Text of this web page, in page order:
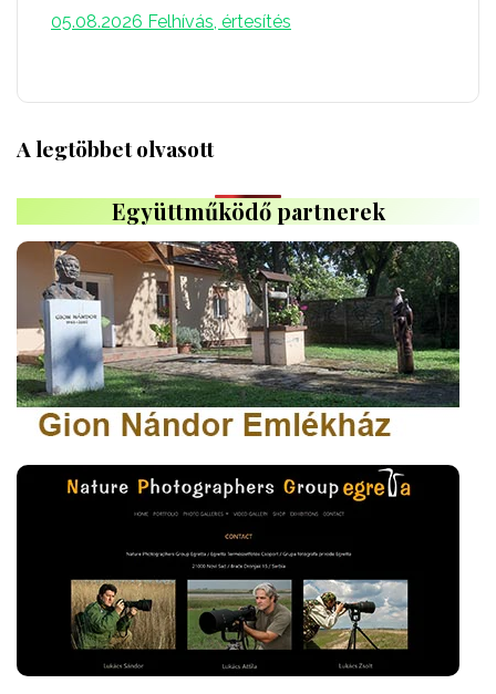
05.08.2026 Felhívás, értesítés
A legtöbbet olvasott
Együttműködő partnerek